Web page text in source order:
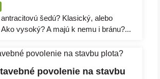
šedú? Klasický, alebo
vysoký? A majú k nemu i bránu?...
povolenie na stavbu